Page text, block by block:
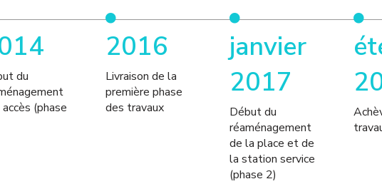
du
(phase
2016
Livraison de la
première phase
des travaux
janvier
2017
Début du
réaménagement
de la place et de
la station service
(phase 2)